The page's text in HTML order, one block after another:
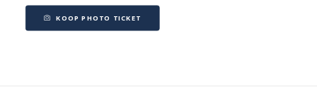
KOOP PHOTO TICKET